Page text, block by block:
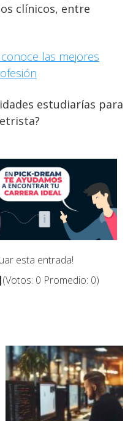
clínicos, entre
las mejores
estudiarías para
esta entrada!
(Votos: 0 Promedio: 0)